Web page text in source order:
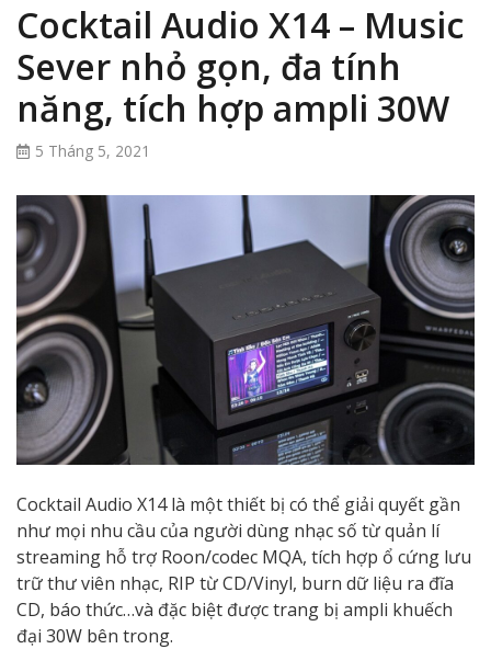
Cocktail Audio X14 – Music
Sever nhỏ gọn, đa tính
năng, tích hợp ampli 30W
5 Tháng 5, 2021
Cocktail Audio X14 là một thiết bị có thể giải quyết gần
như mọi nhu cầu của người dùng nhạc số từ quản lí
streaming hỗ trợ Roon/codec MQA, tích hợp ổ cứng lưu
trữ thư viên nhạc, RIP từ CD/Vinyl, burn dữ liệu ra đĩa
CD, báo thức…và đặc biệt được trang bị ampli khuếch
đại 30W bên trong.